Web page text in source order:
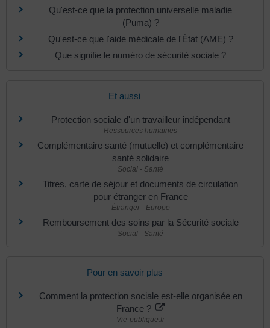
Qu'est-ce que la protection universelle maladie
(Puma) ?
Qu'est-ce que l'aide médicale de l'État (AME) ?
Que signifie le numéro de sécurité sociale ?
Et aussi
Protection sociale d'un travailleur indépendant
Ressources humaines
Complémentaire santé (mutuelle) et complémentaire
santé solidaire
Social - Santé
Titres, carte de séjour et documents de circulation
pour étranger en France
Étranger - Europe
Remboursement des soins par la Sécurité sociale
Social - Santé
Pour en savoir plus
Comment la protection sociale est-elle organisée en
France ?
Vie-publique.fr